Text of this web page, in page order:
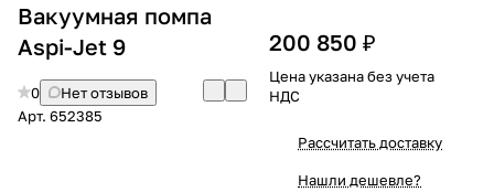
Вакуумная помпа
Aspi-Jet 9
0
Нет отзывов
Арт. 652385
200 850 ₽
Цена указана без учета
НДС
Рассчитать доставку
Нашли дешевле?